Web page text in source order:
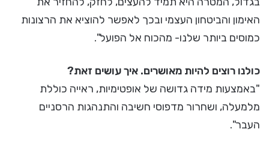
האימון והביטחון העצמי ובכך לאפשר להוציא את הרצונות
כמוסים ביותר שלנו- מהכוח אל הפועל".
כולנו רוצים להיות מאושרים. איך עושים זאת?
"באמצעות מידה גדושה של אופטימיות, ראייה כוללת
מלמעלה, ושחרור מדפוסי חשיבה והתנהגות הרסניים
העבר".